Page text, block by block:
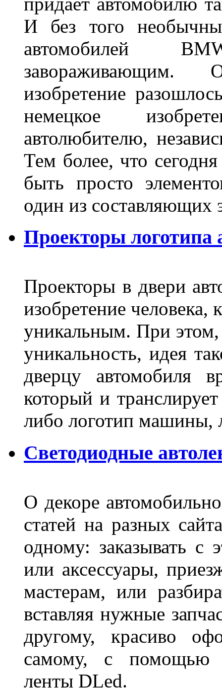
И без того
автомобилей
завораживающим.
изобретение
немецкое
автолюбителю,
Тем более, что сегодня
быть просто
один из
Проекторы логотипа
Проекторы в двери
изобретение человека,
уникальным. При этом,
уникальность, идея
дверцу автомобиля
который и
либо логотип машины,
Светодиодные
О декоре
статей на разных
одному: заказывать с
или аксессуары,
мастерам, или
вставляя нужные
другому, красиво
самому, с помощью
ленты DLed.